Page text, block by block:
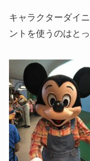
キャラクターダイ
ントを使うのはと